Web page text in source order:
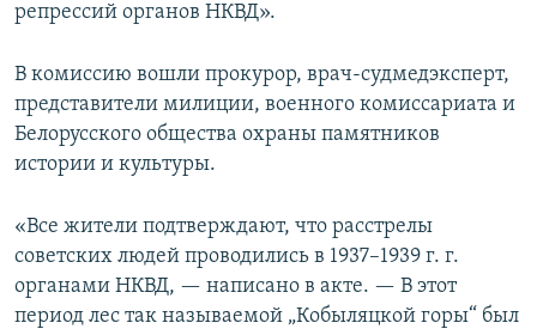
репрессий органов НКВД».
В комиссию вошли прокурор, врач-судмедэксперт,
представители милиции, военного комиссариата и
Белорусского общества охраны памятников
истории и культуры.
«Все жители подтверждают, что расстрелы
советских людей проводились в 1937–1939 г. г.
органами НКВД, — написано в акте. — В этот
период лес так называемой „Кобыляцкой горы“ был